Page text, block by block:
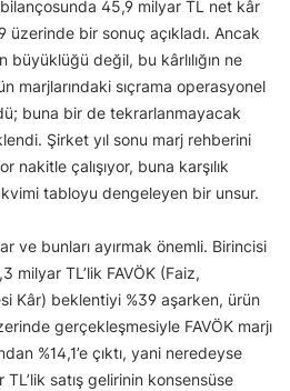
45,9 milyar TL net kâr
üzerinde bir sonuç açıkladı. Ancak
büyüklüğü değil, bu kârlılığın ne
marjlarındaki sıçrama operasyonel
buna bir de tekrarlanmayacak
Şirket yıl sonu marj rehberini
nakitle çalışıyor, buna karşılık
tabloyu dengeleyen bir unsur.
ve bunları ayırmak önemli. Birincisi
milyar TL’lik FAVÖK (Faiz,
Kâr) beklentiyi %39 aşarken, ürün
gerçekleşmesiyle FAVÖK marjı
%14,1’e çıktı, yani neredeyse
satış gelirinin konsensüse